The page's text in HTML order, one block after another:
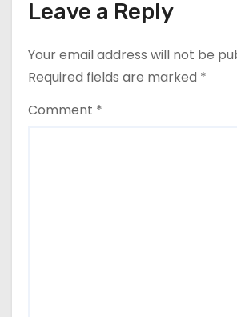
t
o
n
Leave a Reply
Your email address will not be
Required fields are marked *
Comment *